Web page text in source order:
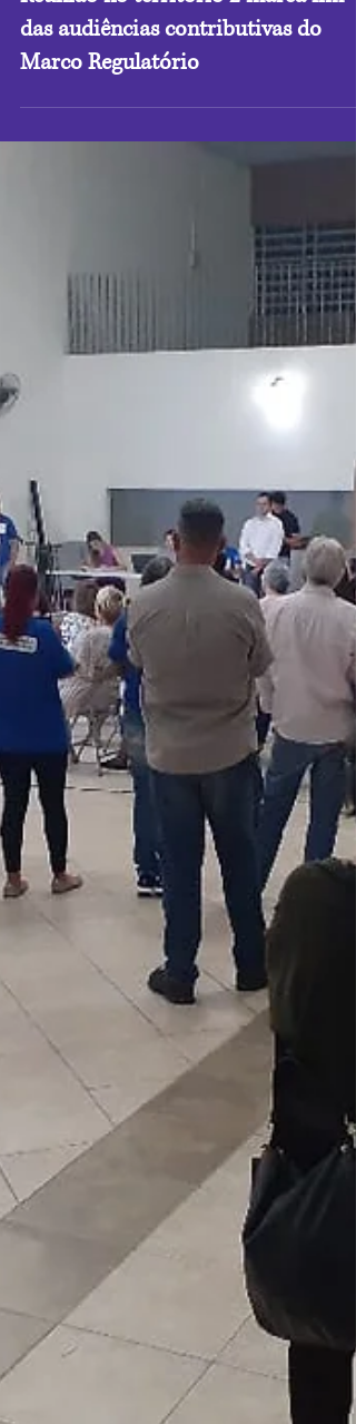
MARCO REGULATÓRIO
Reunião no território 2 marca fim
das audiências contributivas do
Marco Regulatório